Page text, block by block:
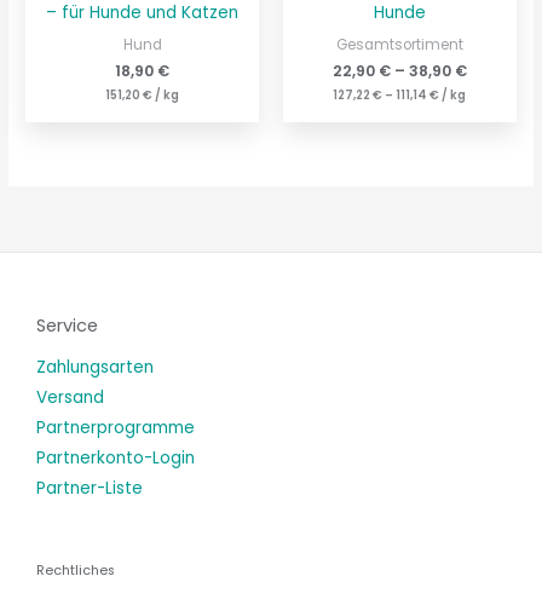
– für Hunde und Katzen
Hund
18,90 €
151,20€ /kg
Hunde
Gesamtsortiment
22,90 €– 38,90 €
127,22€ –111,14€ /kg
Service
Zahlungsarten
Versand
Partnerprogramme
Partnerkonto-Login
Partner-Liste
Rechtliches